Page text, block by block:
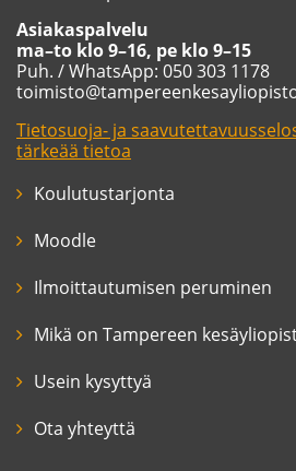
Asiakaspalvelu
ma–to klo 9–16, pe klo 9–15
Puh. / WhatsApp: 050 303 1178
Tietosuoja- ja
tärkeää tietoa
Koulutustarjonta
Moodle
Ilmoittautumisen peruminen
Mikä on Tampereen
Usein kysyttyä
Ota yhteyttä